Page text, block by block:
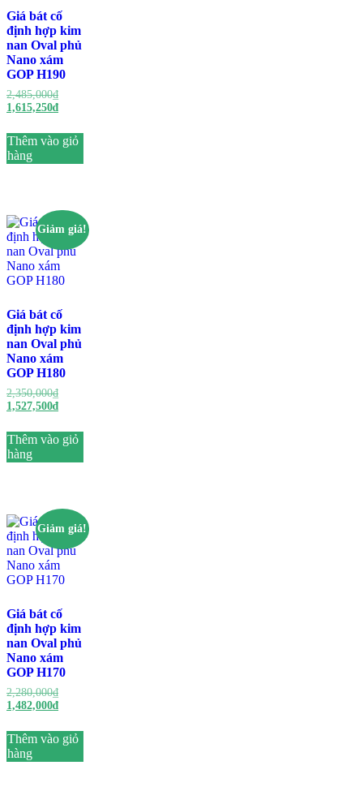
Giá bát cố
định hợp kim
nan Oval phủ
Nano xám
GOP H190
2,485,000₫
1,615,250₫
Thêm vào giỏ
hàng
Giảm giá!
Giá bát cố
định hợp kim
nan Oval phủ
Nano xám
GOP H180
2,350,000₫
1,527,500₫
Thêm vào giỏ
hàng
Giảm giá!
Giá bát cố
định hợp kim
nan Oval phủ
Nano xám
GOP H170
2,280,000₫
1,482,000₫
Thêm vào giỏ
hàng